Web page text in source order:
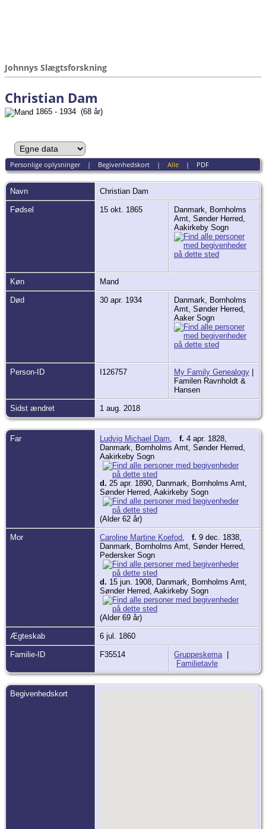
Johnnys Slægtsforskning
Christian Dam
1865 - 1934 (68 år)
Personlige oplysninger| Begivenhedskort| Alle| PDF
Navn Christian Dam
Fødsel 15 okt. 1865
Danmark, Bornholms
Amt, Sønder Herred,
Aakirkeby Sogn
Køn Mand
Død 30 apr. 1934
Danmark, Bornholms
Amt, Sønder Herred,
Aaker Sogn
Person-ID I126757 My Family Genealogy
Familen Ravnholdt &
Hansen
Sidst ændret 1 aug. 2018
Far Ludvig Michael Dam, f. 4 apr. 1828,
Danmark, Bornholms Amt, Sønder Herred,
Aakirkeby Sogn
d. 25 apr. 1890, Danmark, Bornholms Amt,
Sønder Herred, Aakirkeby Sogn
(Alder 62 år)
Mor Caroline Martine Koefod, f. 9 dec. 1838,
Danmark, Bornholms Amt, Sønder Herred,
Pedersker Sogn
d. 15 jun. 1908, Danmark, Bornholms Amt,
Sønder Herred, Aakirkeby Sogn
(Alder 69 år)
Ægteskab 6 jul. 1860
Familie-ID F35514 Gruppeskema|
Familietavle
Begivenhedskort